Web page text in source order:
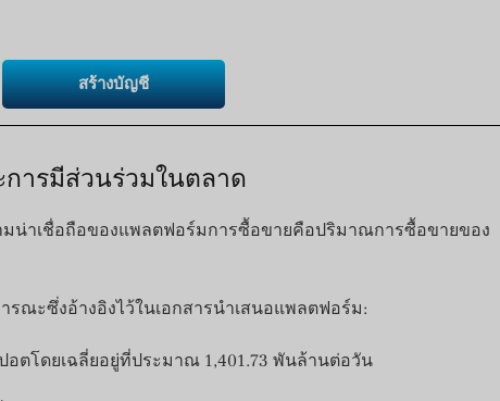
สร้างบัญชี
ารมีส่วนร่วมในตลาด
น่าเชื่อถือของแพลตฟอร์มการซื้อขายคือปริมาณการซื้อขายของ
รณะซึ่งอ้างอิงไว้ในเอกสารนำเสนอแพลตฟอร์ม:
ตโดยเฉลี่ยอยู่ที่ประมาณ 1,401.73 พันล้านต่อวัน